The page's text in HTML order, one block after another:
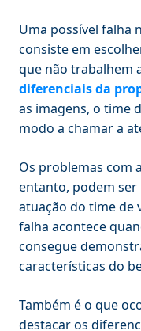
Uma possível falha
consiste em
que não trabalhem
diferenciais da
as imagens, o time
modo a chamar a
Os problemas com
entanto, podem
atuação do time de
falha acontece
consegue
características do
Também é o que
destacar os